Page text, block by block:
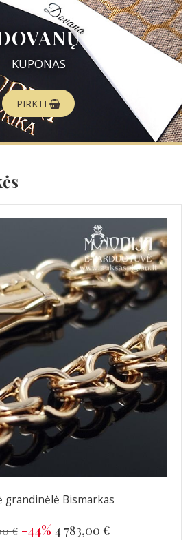
KUPONAS
PIRKTI
grandinėlė Bismarkas
€ -44% 4 783,00 €